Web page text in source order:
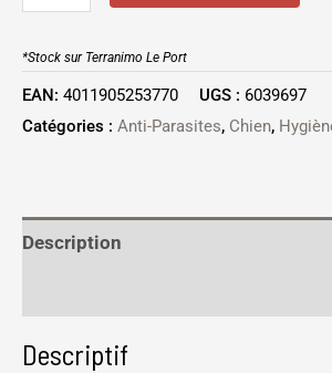
*Stock sur Terranimo Le Port
EAN: 4011905253770 UGS : 6039697
Catégories : Anti-Parasites, Chien,
Description
Descriptif